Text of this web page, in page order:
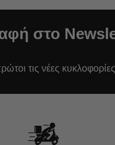
στο
τις νέες